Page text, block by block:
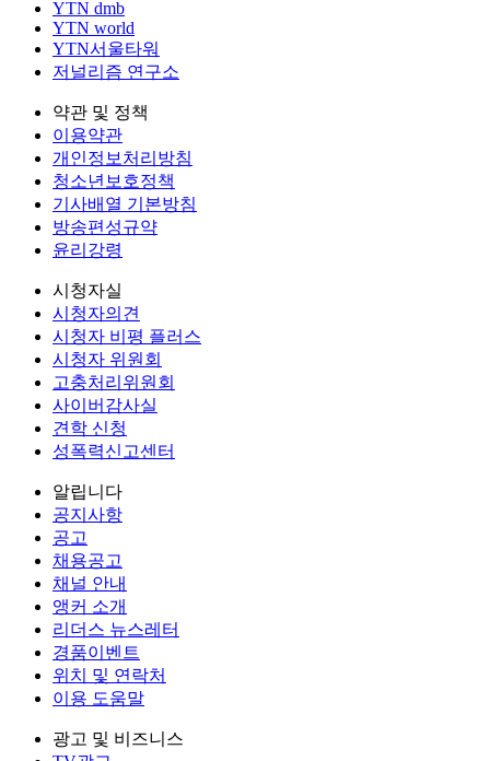
YTN dmb
YTN world
YTN서울타워
저널리즘 연구소
약관 및 정책
이용약관
개인정보처리방침
청소년보호정책
기사배열 기본방침
방송편성규약
윤리강령
시청자실
시청자의견
시청자 비평 플러스
시청자 위원회
고충처리위원회
사이버감사실
견학 신청
성폭력신고센터
알립니다
공지사항
공고
채용공고
채널 안내
앵커 소개
리더스 뉴스레터
경품이벤트
위치 및 연락처
이용 도움말
광고 및 비즈니스